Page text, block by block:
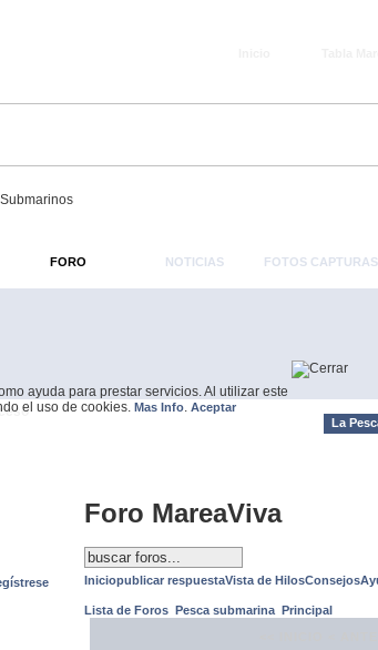
ayuda para prestar servicios. Al utilizar este
el uso de cookies. Mas Info. Aceptar
FORO NOTICIAS FOTOS CAPTURAS
La
Foro MareaViva
Iniciopublicar respuestaVista de HilosConsejos
Lista de Foros Pesca submarina Principal